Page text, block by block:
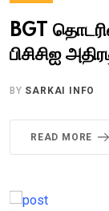
BGT
பிசிசிஐ
BY SARKAI INFO
READ MORE